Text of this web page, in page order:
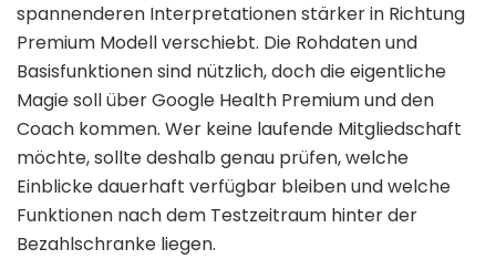
spannenderen Interpretationen stärker in Richtung
Premium Modell verschiebt. Die Rohdaten und
Basisfunktionen sind nützlich, doch die eigentliche
Magie soll über Google Health Premium und den
Coach kommen. Wer keine laufende Mitgliedschaft
möchte, sollte deshalb genau prüfen, welche
Einblicke dauerhaft verfügbar bleiben und welche
Funktionen nach dem Testzeitraum hinter der
Bezahlschranke liegen.